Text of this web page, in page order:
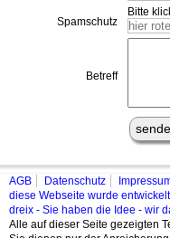
Spamschutz
Bitte
Betreff
AGB Datenschutz
diese Webseite wurde
dreix - Sie haben die Idee - wir
Alle auf dieser Seite gezeigten